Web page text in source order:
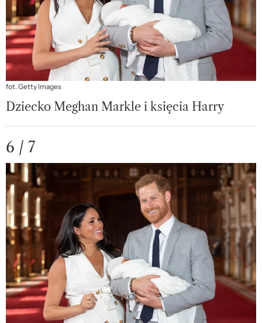
fot. Getty Images
Dziecko Meghan Markle i księcia Harry
6 / 7